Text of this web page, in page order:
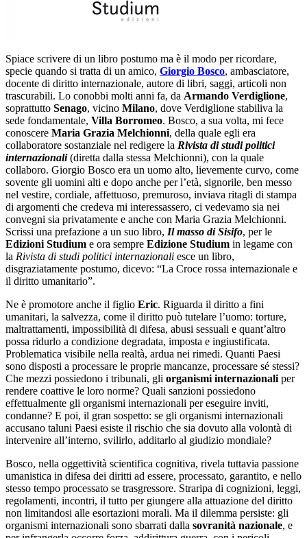
Spiace scrivere di un libro postumo ma è il modo per ricordare,
specie quando si tratta di un amico, Giorgio Bosco, ambasciatore,
docente di diritto internazionale, autore di libri, saggi, articoli non
trascurabili. Lo conobbi molti anni fa, da Armando Verdiglione,
soprattutto Senago, vicino Milano, dove Verdiglione stabiliva la
sede fondamentale, Villa Borromeo. Bosco, a sua volta, mi fece
conoscere Maria Grazia Melchionni, della quale egli era
collaboratore sostanziale nel redigere la Rivista di studi politici
internazionali(diretta dalla stessa Melchionni), con la quale
collaboro. Giorgio Bosco era un uomo alto, lievemente curvo, come
sovente gli uomini alti e dopo anche per l’età, signorile, ben messo
nel vestire, cordiale, affettuoso, premuroso, inviava ritagli di stampa
di argomenti che credeva mi interessassero, ci vedevamo sia nei
convegni sia privatamente e anche con Maria Grazia Melchionni.
Scrissi una prefazione a un suo libro, Il masso di Sisifo, per le
Edizioni Studium e ora sempre Edizione Studium in legame con
la Rivista di studi politici internazionali esce un libro,
disgraziatamente postumo, dicevo: “La Croce rossa internazionale e
il diritto umanitario”.
Ne è promotore anche il figlio Eric. Riguarda il diritto a fini
umanitari, la salvezza, come il diritto può tutelare l’uomo: torture,
maltrattamenti, impossibilità di difesa, abusi sessuali e quant’altro
possa ridurlo a condizione degradata, imposta e ingiustificata.
Problematica visibile nella realtà, ardua nei rimedi. Quanti Paesi
sono disposti a processare le proprie mancanze, processare sé stessi?
Che mezzi possiedono i tribunali, gli organismi internazionali per
rendere coattive le loro norme? Quali sanzioni possiedono
effettualmente gli organismi internazionali per eseguire inviti,
condanne? E poi, il gran sospetto: se gli organismi internazionali
accusano taluni Paesi esiste il rischio che sia dovuto alla volontà di
intervenire all’interno, svilirlo, additarlo al giudizio mondiale?
Bosco, nella oggettività scientifica cognitiva, rivela tuttavia passione
umanistica in difesa dei diritti ad essere, processato, garantito, e nello
stesso tempo processato se trasgressore. Straripa di cognizioni, leggi,
regolamenti, incontri, il tutto per giungere alla attuazione del diritto
non limitandosi alle esortazioni morali. Ma il dilemma persiste: gli
organismi internazionali sono sbarrati dalla sovranità nazionale, e